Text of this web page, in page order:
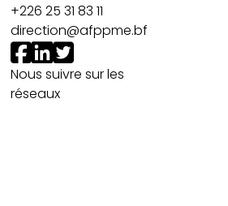
+226 25 31 83 11
direction@afppme.bf
Nous suivre sur les
réseaux